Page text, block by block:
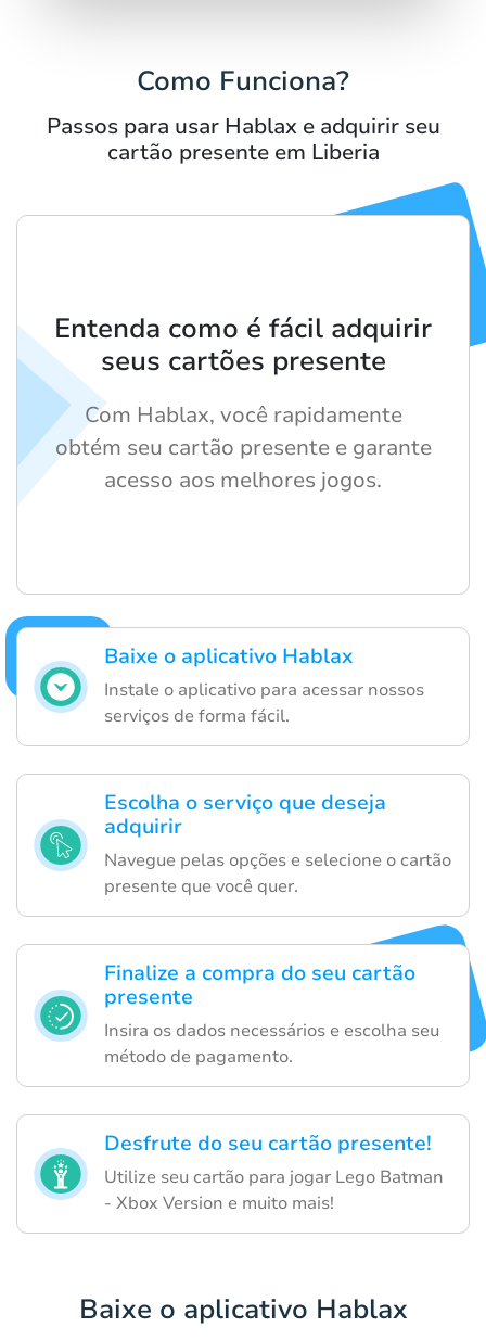
Como Funciona?
Passos para usar Hablax e adquirir seu
cartão presente em Liberia
Baixe o aplicativo Hablax
Instale o aplicativo para acessar nossos
serviços de forma fácil.
Escolha o serviço que deseja
adquirir
Navegue pelas opções e selecione o cartão
presente que você quer.
Finalize a compra do seu cartão
presente
Insira os dados necessários e escolha seu
método de pagamento.
Desfrute do seu cartão presente!
Utilize seu cartão para jogar Lego Batman
- Xbox Version e muito mais!
Entenda como é fácil adquirir
seus cartões presente
Com Hablax, você rapidamente
obtém seu cartão presente e garante
acesso aos melhores jogos.
Baixe o aplicativo Hablax